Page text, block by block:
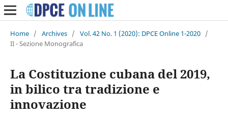
Home / Archives / Vol. 42 No. 1 (2020): DPCE Online 1-2020 /
II - Sezione Monografica
La Costituzione cubana del 2019,
in bilico tra tradizione e
innovazione